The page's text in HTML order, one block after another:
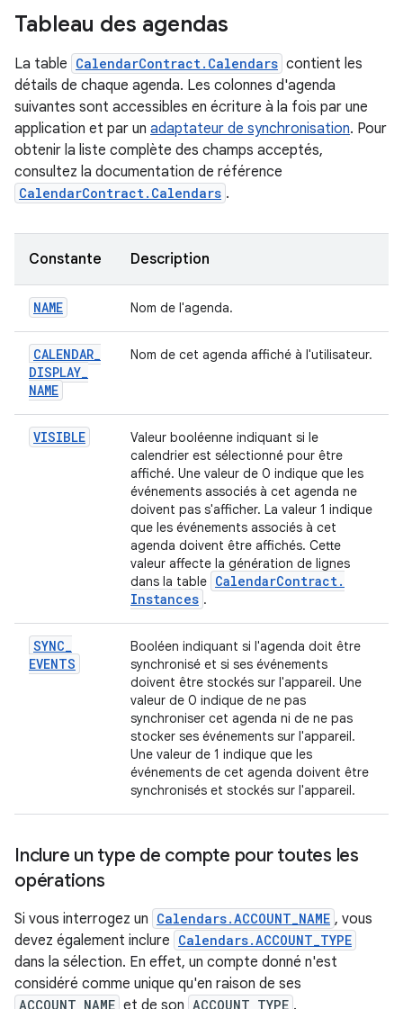
Tableau des agendas
La table CalendarContract.Calendars contient les
détails de chaque agenda. Les colonnes d'agenda
suivantes sont accessibles en écriture à la fois par une
application et par un adaptateur de synchronisation. Pour
obtenir la liste complète des champs acceptés,
consultez la documentation de référence
CalendarContract.Calendars .
Constante Description
NAME Nom de l'agenda.
CALENDAR_
DISPLAY_
NAME
Nom de cet agenda affiché à l'utilisateur.
VISIBLE
Valeur booléenne indiquant si le
calendrier est sélectionné pour être
affiché. Une valeur de 0 indique que les
événements associés à cet agenda ne
doivent pas s'afficher. La valeur 1 indique
que les événements associés à cet
agenda doivent être affichés. Cette
valeur affecte la génération de lignes
dans la table CalendarContract.
Instances .
SYNC_
EVENTS
Booléen indiquant si l'agenda doit être
synchronisé et si ses événements
doivent être stockés sur l'appareil. Une
valeur de 0 indique de ne pas
synchroniser cet agenda ni de ne pas
stocker ses événements sur l'appareil.
Une valeur de 1 indique que les
événements de cet agenda doivent être
synchronisés et stockés sur l'appareil.
Inclure un type de compte pour toutes les
opérations
Si vous interrogez un Calendars.ACCOUNT_NAME , vous
devez également inclure Calendars.ACCOUNT_TYPE
dans la sélection. En effet, un compte donné n'est
considéré comme unique qu'en raison de ses
ACCOUNT_NAME ACCOUNT_TYPE